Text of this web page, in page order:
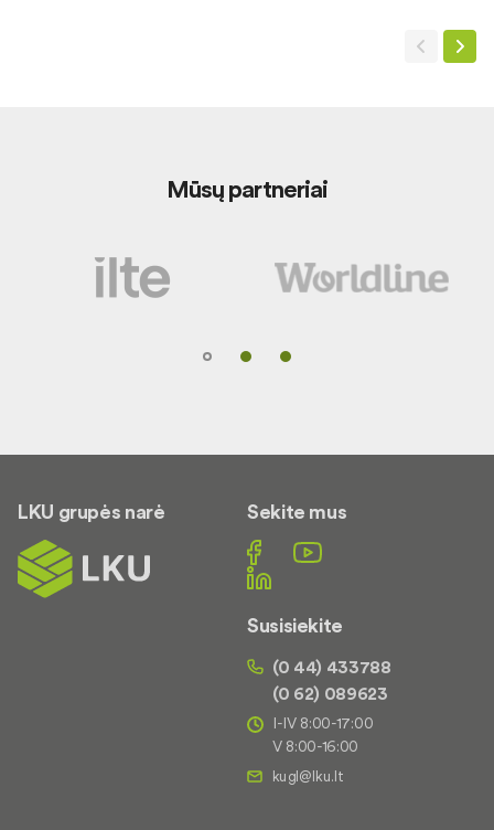
Mūsų partneriai
LKU grupės narė Sekite mus
Susisiekite
(0 44) 433788
(0 62) 089623
I-IV 8:00-17:00
V 8:00-16:00